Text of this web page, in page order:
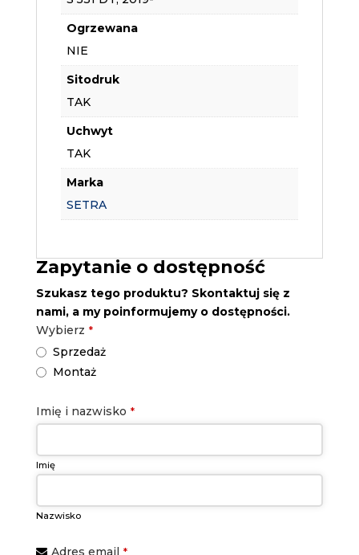
Ogrzewana
NIE
Sitodruk
TAK
Uchwyt
TAK
Marka
SETRA
Zapytanie o dostępność
Szukasz tego produktu? Skontaktuj się z
nami, a my poinformujemy o dostępności.
Contact
Email *
Wybierz *
Sprzedaż
Montaż
Imię i nazwisko *
Imię
Nazwisko
Adres email *